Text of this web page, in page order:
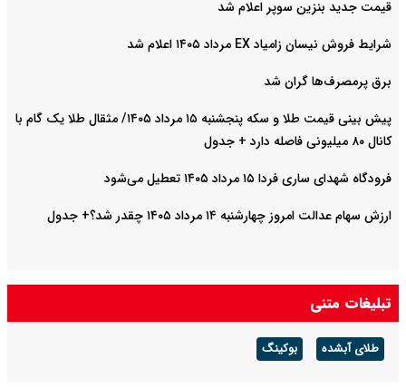
قیمت جدید بنزین سوپر اعلام شد
شرایط فروش نیسان زامیاد EX مرداد ۱۴۰۵ اعلام شد
برق پرمصرف‌ها گران شد
پیش‌ بینی قیمت طلا و سکه پنجشنبه ۱۵ مرداد ۱۴۰۵/ مثقال طلا یک گام با
کانال ۸۰ میلیونی فاصله دارد + جدول
فرودگاه شهدای ساری فردا ۱۵ مرداد ۱۴۰۵ تعطیل می‌شود
ارزش سهام عدالت امروز چهارشنبه ۱۴ مرداد ۱۴۰۵ چقدر شد؟+ جدول
تبلیغات متنی
طلای آبشده بوکینگ